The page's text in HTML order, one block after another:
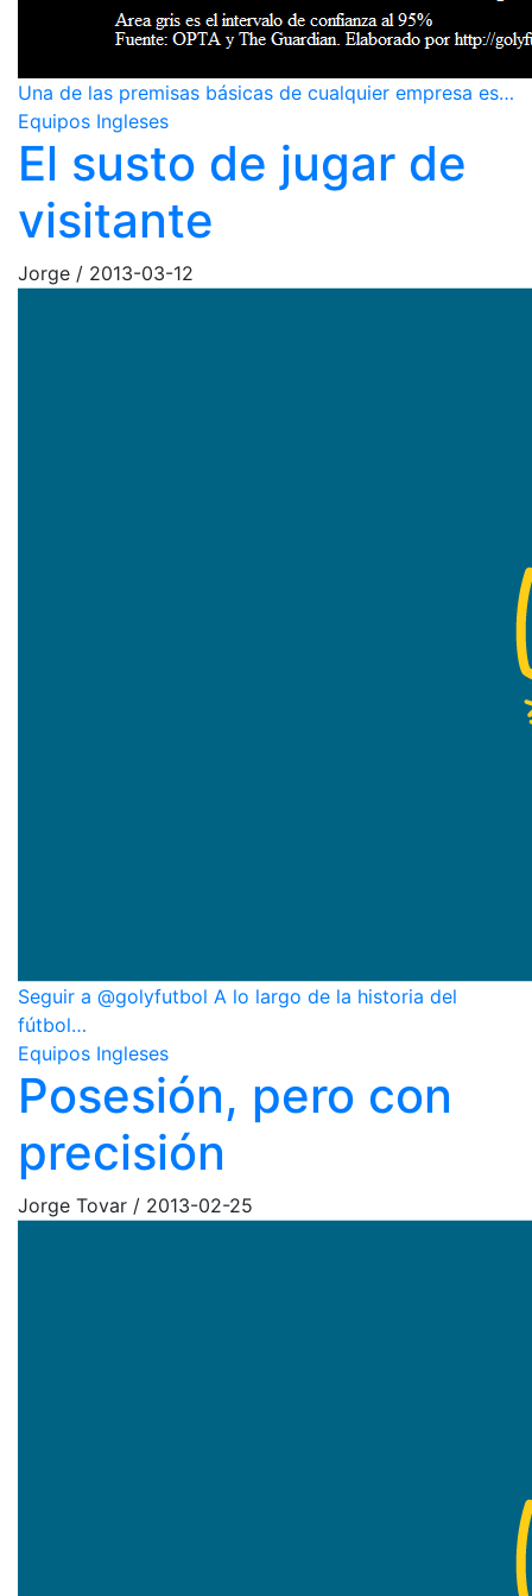
Una de las premisas básicas de cualquier empresa es…
Equipos Ingleses
El susto de jugar de
visitante
Jorge / 2013-03-12
Seguir a @golyfutbol A lo largo de la historia del
fútbol…
Equipos Ingleses
Posesión, pero con
precisión
Jorge Tovar / 2013-02-25